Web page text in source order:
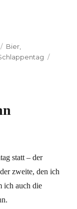
Schlagwörter
Bier
statt – der
zweite, den ich
ich auch die